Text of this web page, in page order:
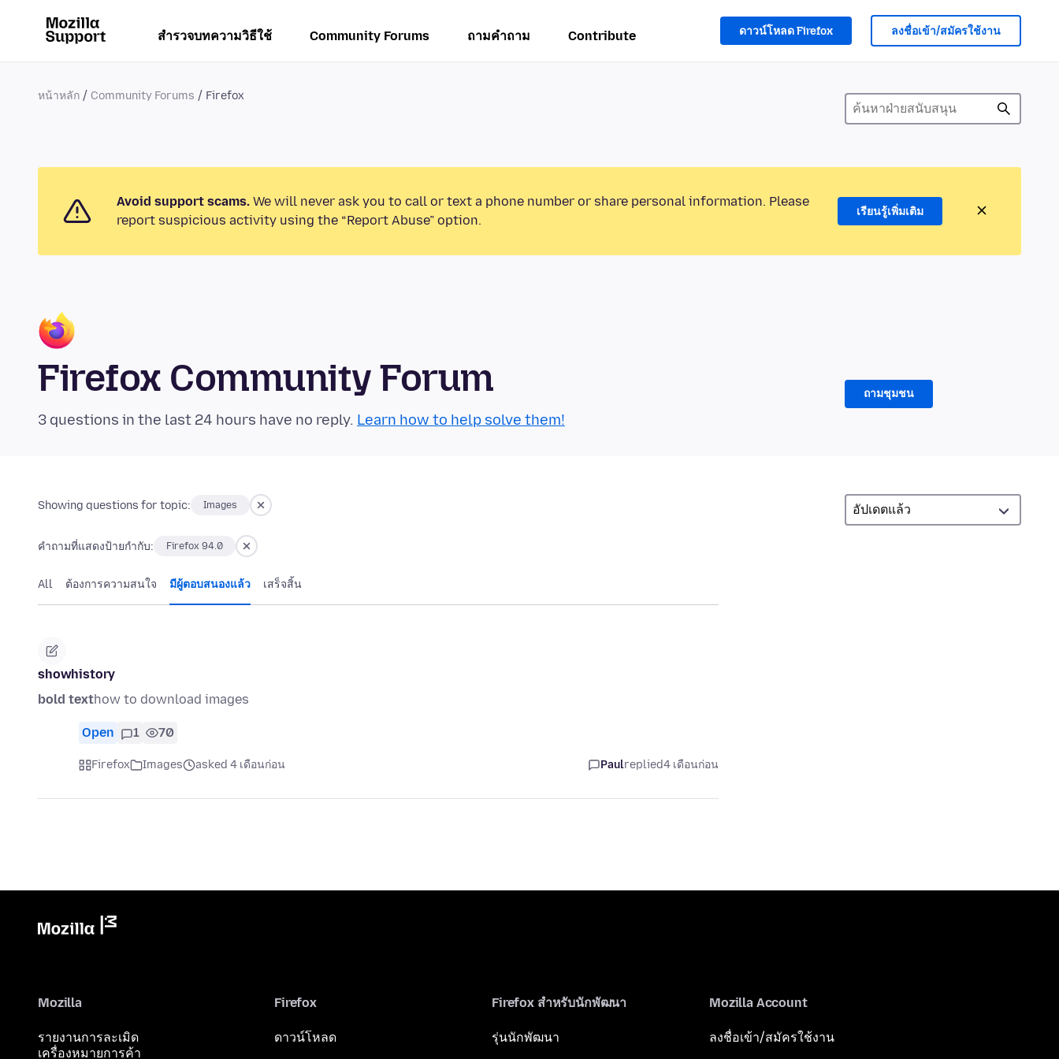
สำรวจบทความวิธีใช้ Community Forums ถามคำถาม Contribute ดาวน์โหลด Firefox ลงชื่อเข้า/สมัครใช้งาน
หน้าหลัก Community Forums Firefox
Avoid support scams. We will never ask you to call or text a phone number or share personal information. Please
report suspicious activity using the “Report Abuse” option.
เรียนรู้เพิ่มเติม
Firefox Community Forum
3 questions in the last 24 hours have no reply. Learn how to help solve them!
ถามชุมชน
Showing questions for topic: Images
คำถามที่แสดงป้ายกำกับ: Firefox 94.0
All ต้องการความสนใจ มีผู้ตอบสนองแล้ว เสร็จสิ้น
showhistory
bold texthow to download images
Open 1 70
Firefox Images asked 4 เดือนก่อน Paulreplied4 เดือนก่อน
Mozilla
รายงานการละเมิด
เครื่องหมายการค้า
Firefox
ดาวน์โหลด
Firefox สำหรับนักพัฒนา
รุ่นนักพัฒนา
Mozilla Account
ลงชื่อเข้า/สมัครใช้งาน